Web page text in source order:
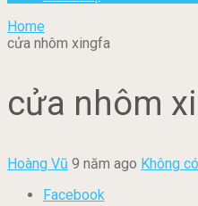
Home
cửa nhôm xingfa
cửa nhôm
Hoàng Vũ 9 năm ago Không
Facebook